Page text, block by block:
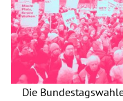
English
Die